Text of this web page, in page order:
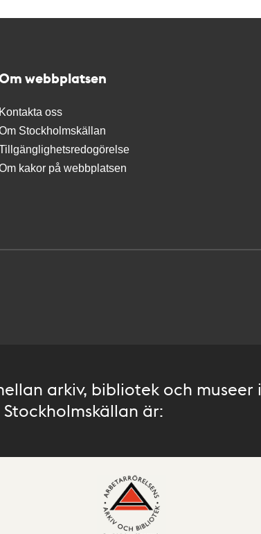
webbplatsen
Kontakta oss
Stockholmskällan
kakor på webbplatsen
arkiv, bibliotek och museer i
är: